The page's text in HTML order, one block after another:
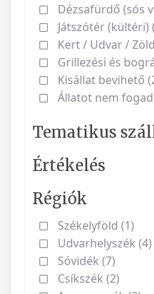
Dézsafürdő (sós
Játszótér (kültéri)
Kert / Udvar /
Grillezési és
Kisállat bevihető
Állatot nem fogad
Tematikus
Értékelés
Régiók
Székelyföld (1)
Udvarhelyszék (4)
Sóvidék (7)
Csíkszék (2)